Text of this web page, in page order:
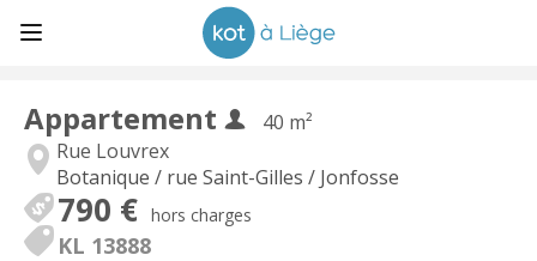
Appartement
40 m²
Rue Louvrex
Botanique / rue Saint-Gilles / Jonfosse
790 € hors charges
KL 13888